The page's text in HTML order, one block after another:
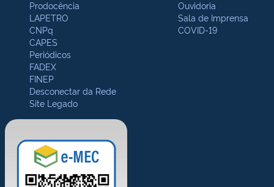
Prodocência
LAPETRO
CNPq
CAPES
Periódicos
FADEX
FINEP
Desconectar da Rede
Site Legado
Ouvidoria
Sala de Imprensa
COVID-19